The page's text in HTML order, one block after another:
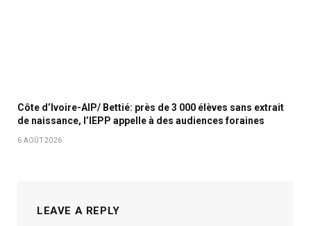
Côte d’Ivoire-AIP/ Bettié: près de 3 000 élèves sans extrait
de naissance, l’IEPP appelle à des audiences foraines
6 AOÛT 2026
LEAVE A REPLY